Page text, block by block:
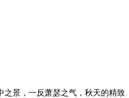
之景，一反萧瑟之气，秋天的精致